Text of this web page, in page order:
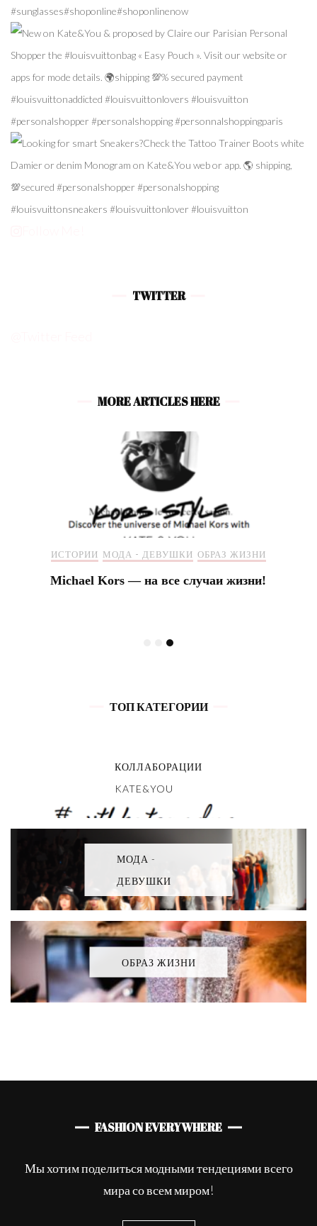
TWITTER
MORE ARTICLES HERE
ИСТОРИИ МОДА - ДЕВУШКИ ОБРАЗ ЖИЗНИ
Michael Kors — на все случаи жизни!
ТОП КАТЕГОРИИ
КОЛЛАБОРАЦИИ
KATE&YOU
МОДА -
ДЕВУШКИ
ОБРАЗ ЖИЗНИ
FASHION EVERYWHERE
Мы хотим поделиться модными тендециями всего
мира со всем миром!